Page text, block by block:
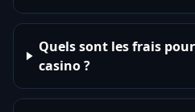
Quels sont les frais
casino ?